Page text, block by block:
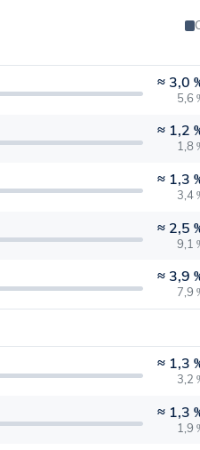
≈ 3,0
5,6
≈ 1,2
1,8
≈ 1,3
3,4
≈ 2,5
9,1
≈ 3,9
7,9
≈ 1,3
3,2
≈ 1,3
1,9